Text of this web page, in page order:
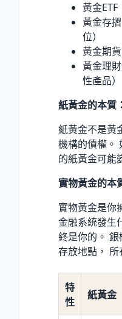
黃金ETF
黃金存
位）
黃金期
黃金理
性產品）
紙黃金的本質：
紙黃金不是黃
機構的債權。
的紙黃金可能
實物黃金的本
實物黃金是你
金融系統發生
終是你的。
存放地點， 所
特
性
紙黃金